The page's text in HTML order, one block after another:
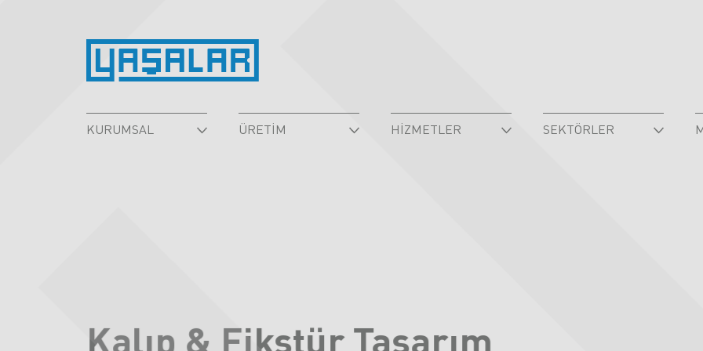
KURUMSAL ÜRETIM HIZMETLER SEKTÖRLER
Kalıp & Fikstür Tasarım